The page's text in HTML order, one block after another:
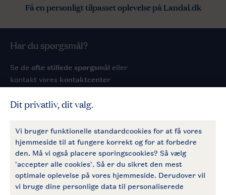
Få en personligt tilpasset oplevelse på Landal.dk
Har du spørgsmål?
Se de ofte stillede spørgsmål eller
kontakt vores kontaktcenter
Følg os
Generelt